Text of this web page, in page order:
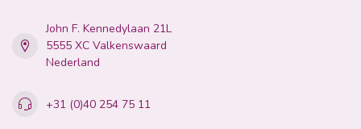
John F. Kennedylaan 21L
5555 XC Valkenswaard
Nederland
+31 (0)40 254 75 11